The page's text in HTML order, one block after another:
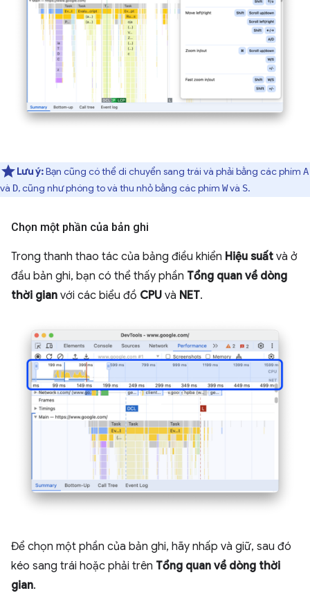
Lưu ý:Bạn cũng có thể di chuyển sang trái và phải bằng các phím A
và D, cũng như phóng to và thu nhỏ bằng các phím Wvà S.
Chọn một phần của bản ghi
Trong thanh thao tác của bảng điều khiển Hiệu suất và ở
đầu bản ghi, bạn có thể thấy phần Tổng quan về dòng
thời gian với các biểu đồ CPU và NET.
Để chọn một phần của bản ghi, hãy nhấp và giữ, sau đó
kéo sang trái hoặc phải trên Tổng quan về dòng thời
gian.